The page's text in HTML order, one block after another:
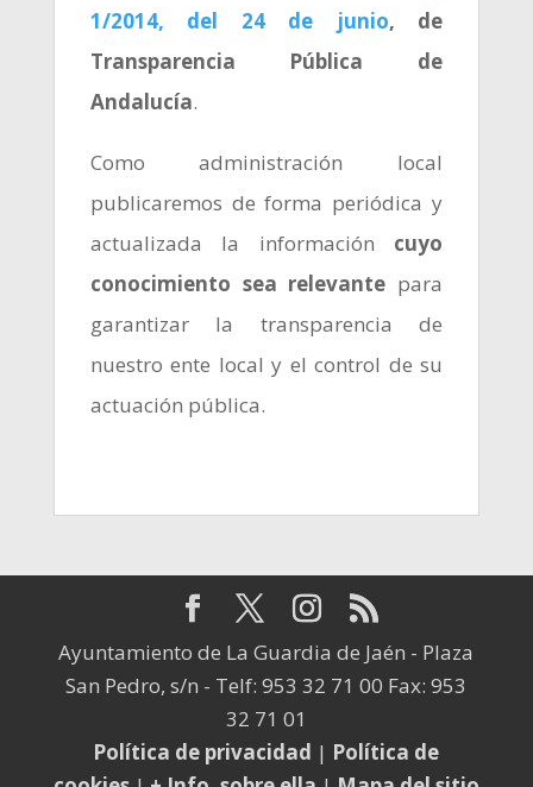
1/2014, del 24 de junio, de
Transparencia Pública de
Andalucía.
Como administración local
publicaremos de forma periódica y
actualizada la información cuyo
conocimiento sea relevante para
garantizar la transparencia de
nuestro ente local y el control de su
actuación pública.
Ayuntamiento de La Guardia de Jaén - Plaza
San Pedro, s/n - Telf: 953 32 71 00 Fax: 953
32 71 01
Política de privacidad | Política de